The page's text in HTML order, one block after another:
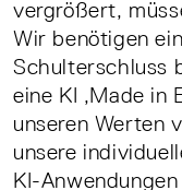
vergrößert,
Wir benötigen
Schulterschluss
eine KI ,Made in
unseren Werten
unsere
KI-